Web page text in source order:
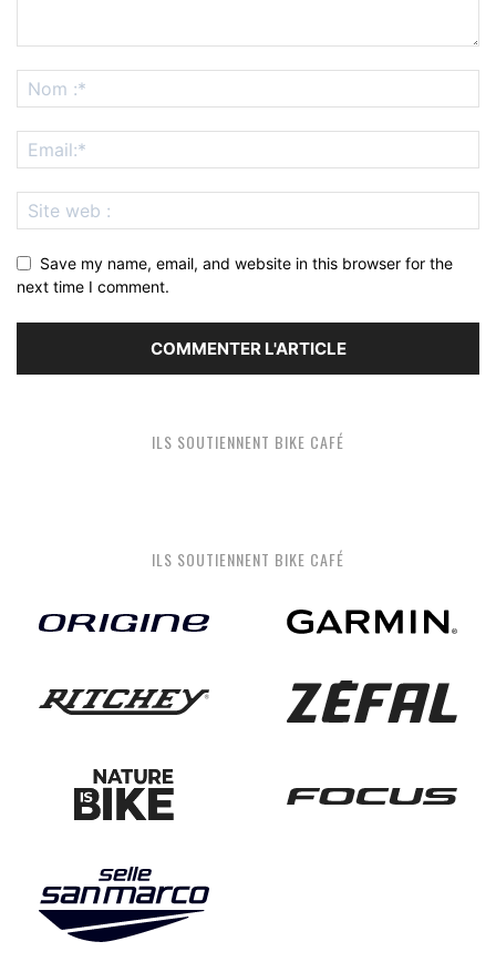
Save my name, email, and website in this browser for the
next time I comment.